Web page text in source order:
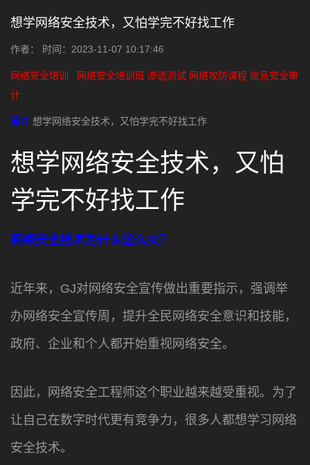
想学网络安全技术，又怕学完不好找工作
作者： 时间：2023-11-07 10:17:46
网络安全培训 网络安全培训班 渗透测试 网络攻防课程 信息安全审
计
简介想学网络安全技术，又怕学完不好找工作
想学网络安全技术，又怕
学完不好找工作
网络安全技术为什么这么火？
近年来，GJ对网络安全宣传做出重要指示，强调举
办网络安全宣传周，提升全民网络安全意识和技能，
政府、企业和个人都开始重视网络安全。
因此，网络安全工程师这个职业越来越受重视。为了
让自己在数字时代更有竞争力，很多人都想学习网络
安全技术。